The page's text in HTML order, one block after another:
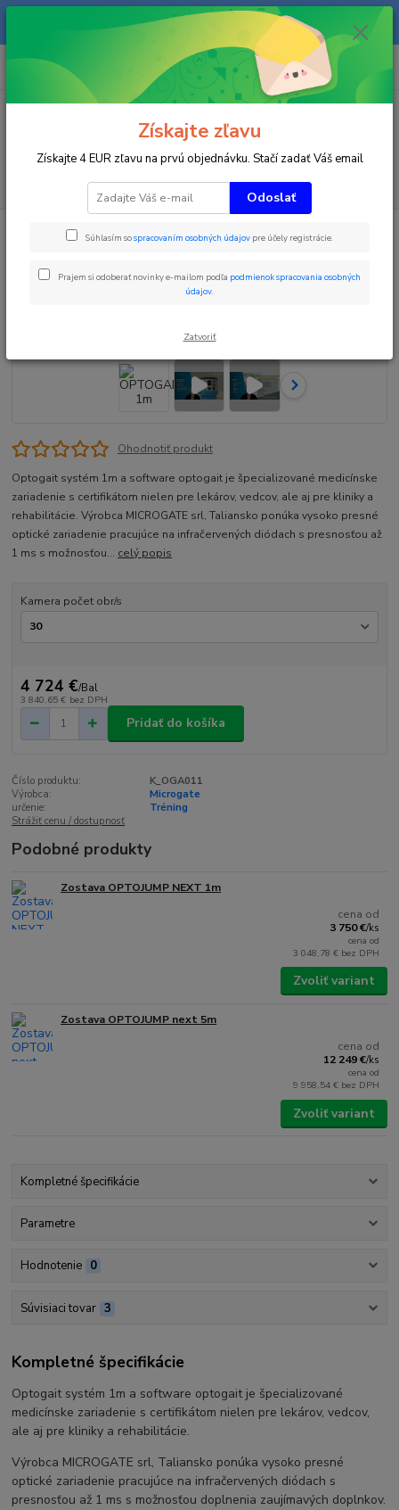
Na našom eshope sa priebežne pracuje a tovar sa priebežne dopĺňa. radi
Vás obslúžime i telefonicky na +421 911 906 066.
+421903906066
(Po-Pia, 9-16 hod.)
Pomôcky pre trénerov
OPTOGAIT 1m
Ohodnotiť produkt
Optogait systém 1m a software optogait je špecializované medicínske
zariadenie s certifikátom nielen pre lekárov, vedcov, ale aj pre kliniky a
rehabilitácie. Výrobca MICROGATE srl, Taliansko ponúka vysoko presné
optické zariadenie pracujúce na infračervených diódach s presnosťou až
1 ms s možnosťou... celý popis
Kamera počet obr/s
4 724 €/Bal
3 840,65 € bez DPH
Pridať do košíka
Číslo produktu:
K_OGA011
Výrobca:
Microgate
určenie:
Tréning
Strážiť cenu / dostupnosť
Podobné produkty
Zostava OPTOJUMP NEXT 1m
cena od
3 750 €/ks
cena od
3 048,78 € bez DPH
Zvoliť variant
Zostava OPTOJUMP next 5m
cena od
12 249 €/ks
cena od
9 958,54 € bez DPH
Zvoliť variant
Kompletné špecifikácie
Parametre
Hodnotenie 0
Súvisiaci tovar 3
Kompletné špecifikácie
Optogait systém 1m a software optogait je špecializované
medicínske zariadenie s certifikátom nielen pre lekárov, vedcov,
ale aj pre kliniky a rehabilitácie.
Výrobca MICROGATE srl, Taliansko ponúka vysoko presné
optické zariadenie pracujúce na infračervených diódach s
presnosťou až 1 ms s možnosťou doplnenia zaujímavých doplnkov.
Získajte zľavu
Získajte 4 EUR zľavu na prvú objednávku. Stačí zadať Váš email
Odoslať
Súhlasím sospracovaním osobných údajov pre účely registrácie.
Prajem si odoberať novinky e-mailom podľa podmienok spracovania osobných
údajov
Zatvoriť